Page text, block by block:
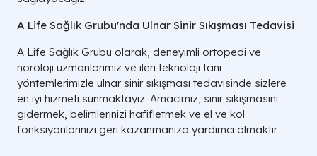
A Life Sağlık Grubu'nda Ulnar Sinir Sıkışması Tedavisi
A Life Sağlık Grubu olarak, deneyimli ortopedi ve
nöroloji uzmanlarımız ve ileri teknoloji tanı
yöntemlerimizle ulnar sinir sıkışması tedavisinde sizlere
en iyi hizmeti sunmaktayız. Amacımız, sinir sıkışmasını
gidermek, belirtilerinizi hafifletmek ve el ve kol
fonksiyonlarınızı geri kazanmanıza yardımcı olmaktır.